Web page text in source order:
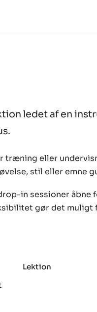
ledet af en
eller
stil eller emne
in sessioner
gør det muligt
Lektion